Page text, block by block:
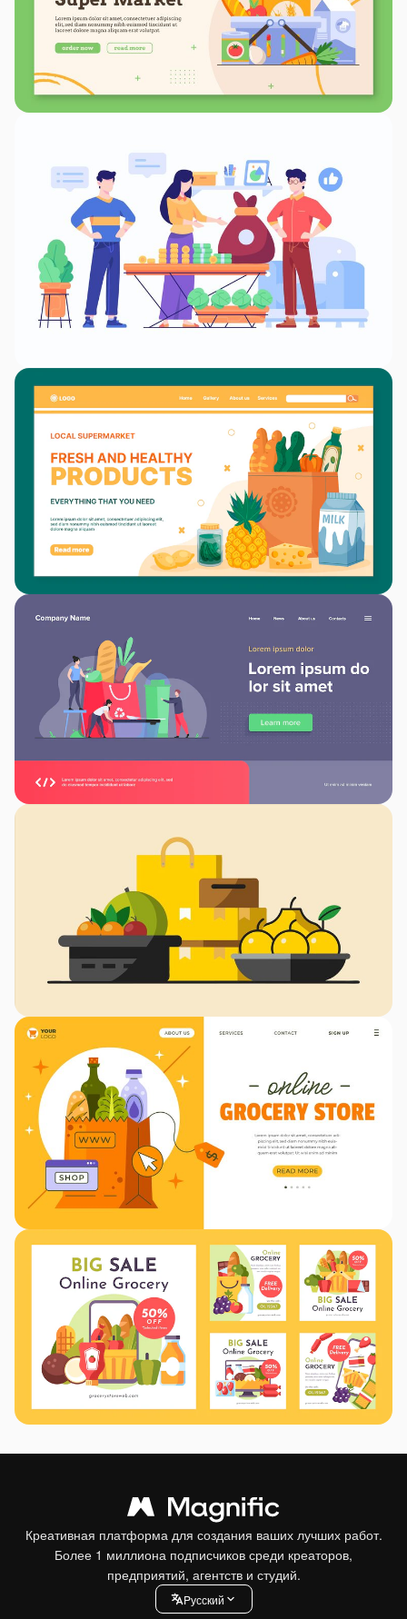
Креативная платформа для создания ваших лучших работ.
Более 1 миллиона подписчиков среди креаторов,
предприятий, агентств и студий.
Pусский